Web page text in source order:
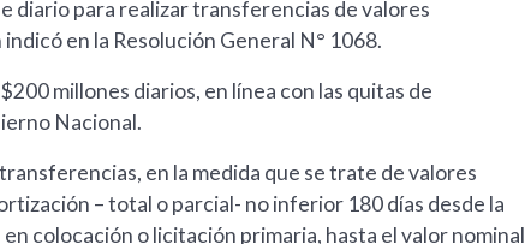
diario para realizar transferencias de valores
en la Resolución General N° 1068.
millones diarios, en línea con las quitas de
Nacional.
en la medida que se trate de valores
– total o parcial- no inferior 180 días desde la
colocación o licitación primaria, hasta el valor nominal